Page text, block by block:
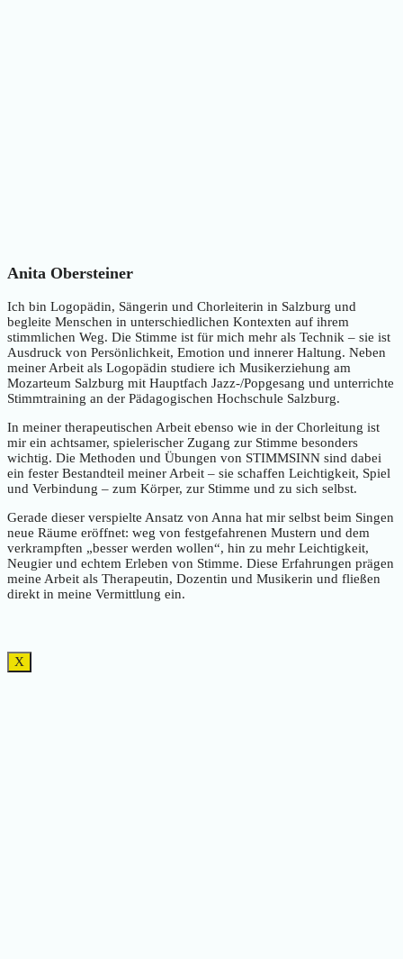
Anita Obersteiner
Ich bin Logopädin, Sängerin und Chorleiterin in Salzburg und
begleite Menschen in unterschiedlichen Kontexten auf ihrem
stimmlichen Weg. Die Stimme ist für mich mehr als Technik – sie ist
Ausdruck von Persönlichkeit, Emotion und innerer Haltung. Neben
meiner Arbeit als Logopädin studiere ich Musikerziehung am
Mozarteum Salzburg mit Hauptfach Jazz-/Popgesang und unterrichte
Stimmtraining an der Pädagogischen Hochschule Salzburg.
In meiner therapeutischen Arbeit ebenso wie in der Chorleitung ist
mir ein achtsamer, spielerischer Zugang zur Stimme besonders
wichtig. Die Methoden und Übungen von STIMMSINN sind dabei
ein fester Bestandteil meiner Arbeit – sie schaffen Leichtigkeit, Spiel
und Verbindung – zum Körper, zur Stimme und zu sich selbst.
Gerade dieser verspielte Ansatz von Anna hat mir selbst beim Singen
neue Räume eröffnet: weg von festgefahrenen Mustern und dem
verkrampften „besser werden wollen“, hin zu mehr Leichtigkeit,
Neugier und echtem Erleben von Stimme. Diese Erfahrungen prägen
meine Arbeit als Therapeutin, Dozentin und Musikerin und fließen
direkt in meine Vermittlung ein.
X